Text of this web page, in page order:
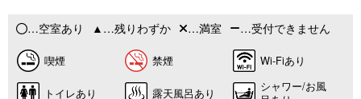
…空室あり …残りわずか …満室 …受付できません
喫煙 禁煙 Wi-Fiあり
トイレあり 露天風呂あり
シャワー/お風